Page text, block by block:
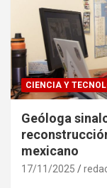
CIENCIA Y
Geóloga
mexicano
17/11/2025